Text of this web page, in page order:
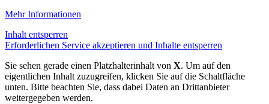
Mehr Informationen
Inhalt entsperren
Erforderlichen Service akzeptieren und Inhalte entsperren
Sie sehen gerade einen Platzhalterinhalt von X. Um auf den
eigentlichen Inhalt zuzugreifen, klicken Sie auf die Schaltfläche
unten. Bitte beachten Sie, dass dabei Daten an Drittanbieter
weitergegeben werden.